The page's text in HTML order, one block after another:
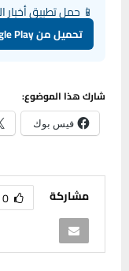
📱 حمل تطبيق أخبار
تحميل من Google Play
شارك هذا الموضوع:
فيس بوك
مشاركة 0